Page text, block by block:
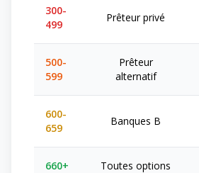
300-
499
Prêteur privé
500-
599
Prêteur
alternatif
600-
659
Banques B
660+ Toutes options